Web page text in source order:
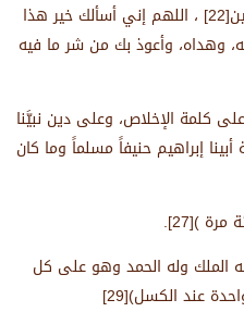
89- أصبحنا وأصبح الملك لله رب العالمين[22] ، اللهم إني أسألك خير هذا
وهداه، وأعوذ بك من شر ما فيه
على فطرة الإسلام[25] وعلى كلمة الإخلاص، وعلى دين نبيَّنا
إبراهيم حنيفاً مسلماً وما كان
،له الملك وله الحمد وهو على كل